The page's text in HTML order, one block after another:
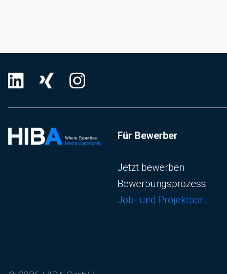
Für Bewerber
Navigation überspringen
Jetzt bewerben
Bewerbungsprozess
Job- und Projektportal